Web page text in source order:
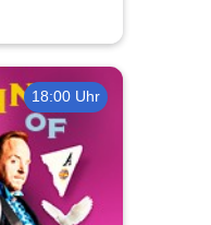
18:00 Uhr